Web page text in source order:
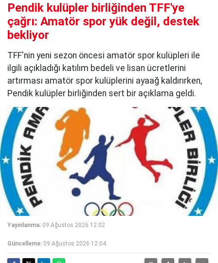
Pendik kulüpler birliğinden TFF'ye
çağrı: Amatör spor yük değil, destek
bekliyor
TFF'nin yeni sezon öncesi amatör spor kulüpleri ile
ilgili açıkladığı katılım bedeli ve lisan ücretlerini
artırması amatör spor kulüplerini ayaağ kaldırırken,
Pendik kulüpler birliğinden sert bir açıklama geldi.
Yayınlanma: 09 Ağustos 2026 12:02
Güncelleme: 09 Ağustos 2026 12:04